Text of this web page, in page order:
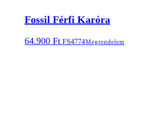
Fossil Férfi Karóra
64.900 Ft FS4774Megrendelem